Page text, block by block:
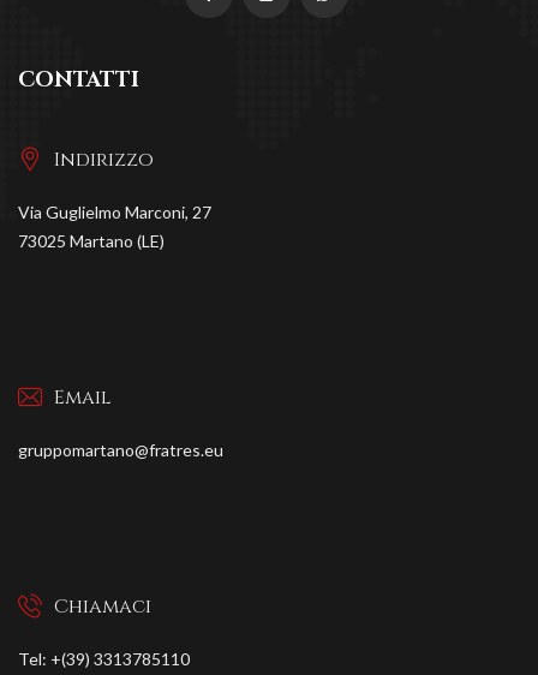
CONTATTI
Indirizzo
Via Guglielmo Marconi, 27
73025 Martano (LE)
Email
gruppomartano@fratres.eu
Chiamaci
Tel: +(39) 3313785110